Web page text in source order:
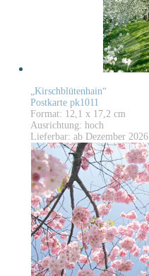
„Kirschblütenhain“
Postkarte pk1011
Format: 12,1 x 17,2 cm
Ausrichtung: hoch
Lieferbar: ab Dezember 2026